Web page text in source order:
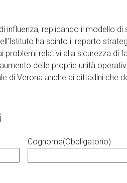
influenza, replicando il modello
ha spinto il reparto
problemi relativi alla sicurezza di
delle proprie unità
di Verona anche ai cittadini che
Cognome(Obbligatorio)